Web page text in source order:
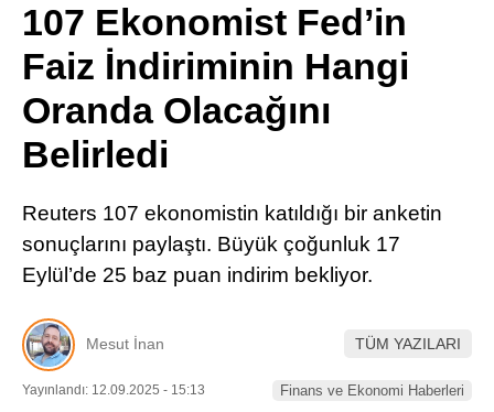
Youtube
TikTok
107 Ekonomist Fed’in
Faiz İndiriminin Hangi
Oranda Olacağını
Belirledi
Reuters 107 ekonomistin katıldığı bir anketin
sonuçlarını paylaştı. Büyük çoğunluk 17
Eylül’de 25 baz puan indirim bekliyor.
Mesut İnan TÜM YAZILARI
Yayınlandı: 12.09.2025 - 15:13 Finans ve Ekonomi Haberleri